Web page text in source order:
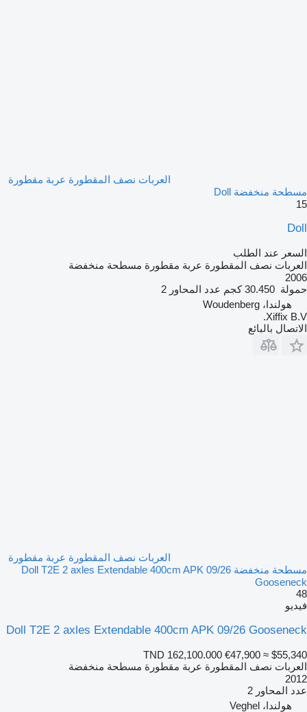
العربات نصف المقطورة عربة مقطورة
مسطحة منخفضة Doll
15
Doll
السعر عند الطلب
العربات نصف المقطورة عربة مقطورة مسطحة منخفضة
2006
حمولة 30.450 كجم عدد المحاور 2
هولندا، Woudenberg
Xiffix B.V.
الاتصال بالبائع
العربات نصف المقطورة عربة مقطورة
مسطحة منخفضة Doll T2E 2 axles Extendable 400cm APK 09/26
Gooseneck
48
فيديو
Doll T2E 2 axles Extendable 400cm APK 09/26 Gooseneck
TND 162,100.000 €47,900 ≈ $55,340
العربات نصف المقطورة عربة مقطورة مسطحة منخفضة
2012
عدد المحاور 2
هولندا، Veghel